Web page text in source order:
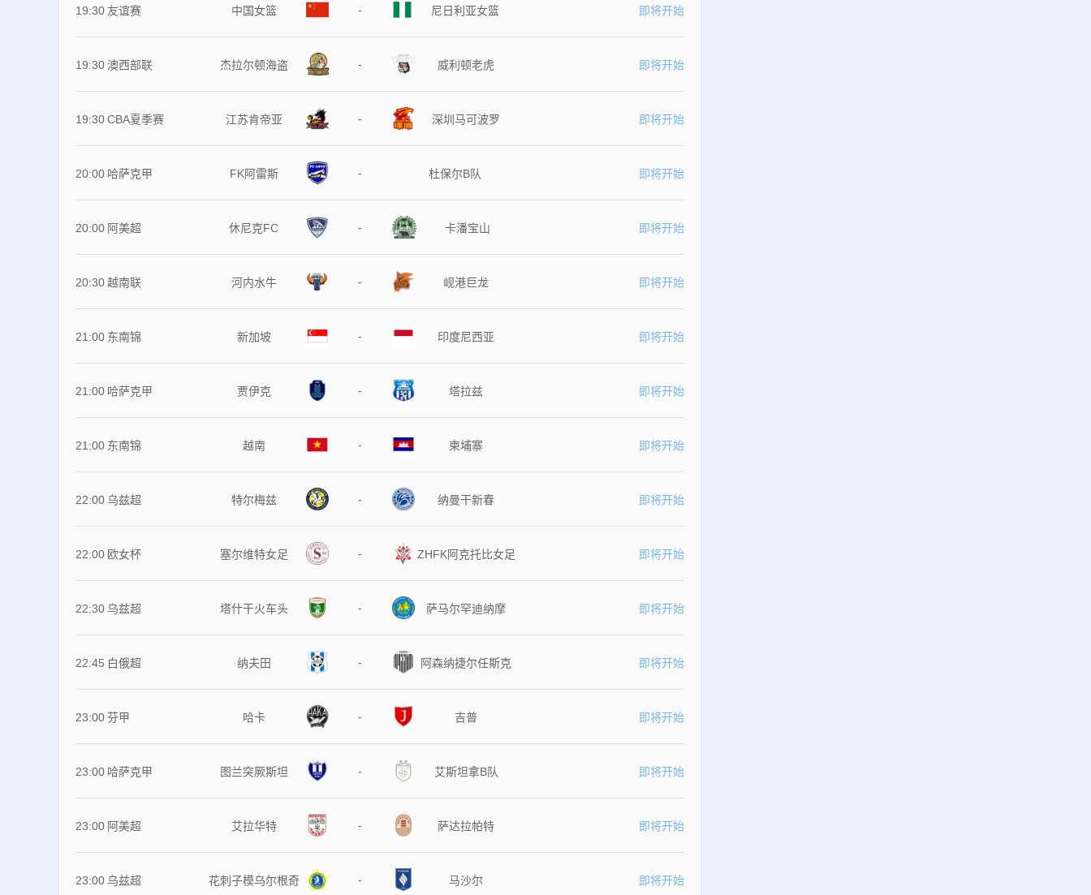
19:30 友谊赛 中国女篮 - 尼日利亚女篮 即将开始
19:30 澳西部联 杰拉尔顿海盗 - 威利顿老虎 即将开始
19:30CBA夏季赛 江苏肯帝亚 - 深圳马可波罗 即将开始
20:00 哈萨克甲 FK阿雷斯 - 杜保尔B队 即将开始
20:00 阿美超 休尼克FC - 卡潘宝山 即将开始
20:30越南联 河内水牛 - 岘港巨龙 即将开始
21:00 东南锦 新加坡 - 印度尼西亚 即将开始
21:00 哈萨克甲 贾伊克 - 塔拉兹 即将开始
21:00 东南锦 越南 - 柬埔寨 即将开始
22:00乌兹超 特尔梅兹 - 纳曼干新春 即将开始
22:00 欧女杯 塞尔维特女足 - ZHFK阿克托比女足 即将开始
22:30乌兹超 塔什干火车头 - 萨马尔罕迪纳摩 即将开始
22:45 白俄超 纳夫田 - 阿森纳捷尔任斯克 即将开始
23:00芬甲 哈卡 - 吉普 即将开始
23:00 哈萨克甲 图兰突厥斯坦 - 艾斯坦拿B队 即将开始
23:00 阿美超 艾拉华特 - 萨达拉帕特 即将开始
23:00乌兹超 花刺子模乌尔根奇 - 马沙尔 即将开始